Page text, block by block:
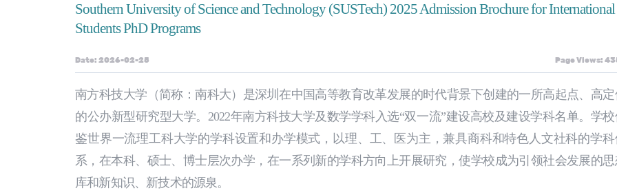
Southern University of Science and Technology (SUSTech) 2025 Admission Brochure for International
Students PhD Programs
Date: 2026-02-25 Page Views:
南方科技大学（简称：南科大）是深圳在中国高等教育改革发展的时代背景下创建的一所高起点、高定
的公办新型研究型大学。2022年南方科技大学及数学学科入选“双一流”建设高校及建设学科名单。学
鉴世界一流理工科大学的学科设置和办学模式，以理、工、医为主，兼具商科和特色人文社科的学科
系，在本科、硕士、博士层次办学，在一系列新的学科方向上开展研究，使学校成为引领社会发展的思
库和新知识、新技术的源泉。